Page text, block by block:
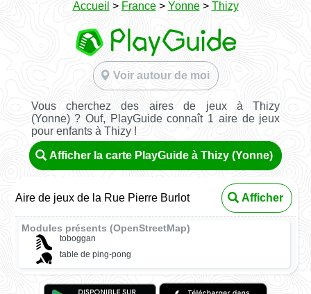
Accueil > France> Yonne> Thizy
Voir autour de moi
Vous cherchez des aires de jeux à Thizy
(Yonne) ? Ouf, PlayGuide connaît 1 aire de jeux
pour enfants à Thizy !
Afficher la carte PlayGuide à Thizy (Yonne)
Aire de jeux de la Rue Pierre Burlot Afficher
Modules présents (OpenStreetMap)
toboggan
table de ping-pong